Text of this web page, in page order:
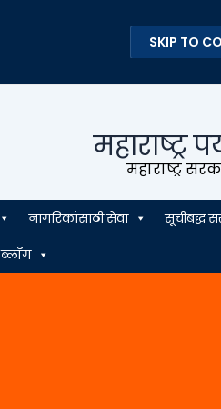
SKIP TO
महाराष्ट्र
महाराष्ट्र
नागरिकांसाठी सेवा सूचीबद्ध
ब्लॉग